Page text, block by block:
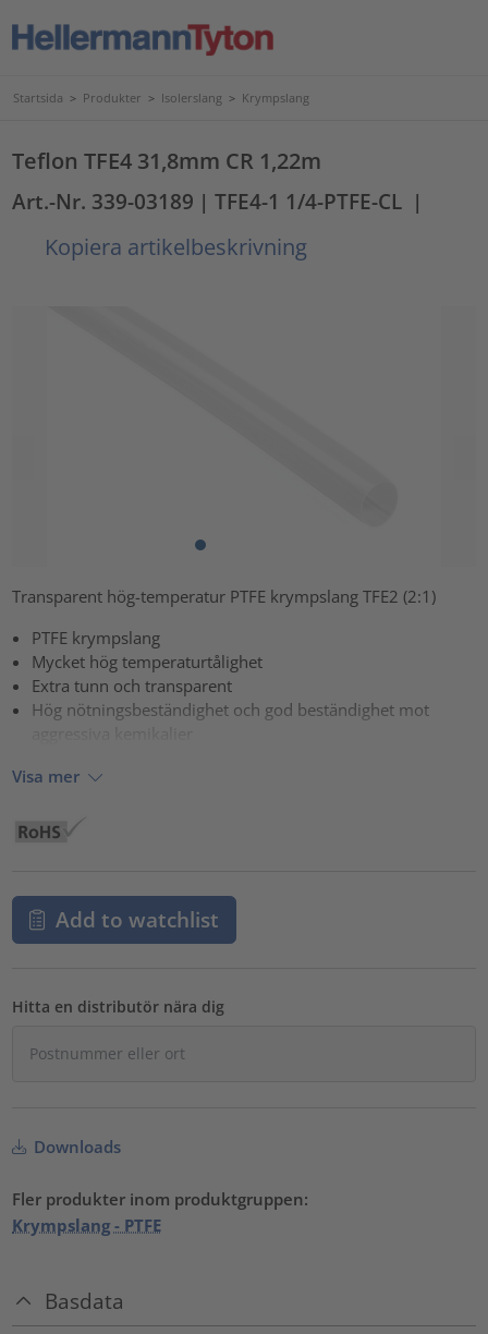
Startsida > Produkter > Isolerslang > Krympslang
Teflon TFE4 31,8mm CR 1,22m
Art.-Nr. 339-03189 | TFE4-1 1/4-PTFE-CL |
Kopiera artikelbeskrivning
Transparent hög-temperatur PTFE krympslang TFE2 (2:1)
PTFE krympslang
Mycket hög temperaturtålighet
Extra tunn och transparent
Hög nötningsbeständighet och god beständighet mot
Visa mer
Add to watchlist
Hitta en distributör nära dig
Downloads
Fler produkter inom produktgruppen:
Krympslang - PTFE
Basdata